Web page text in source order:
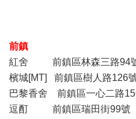
前鎮
紅舍 前鎮區林森三路94
檳城[MT] 前鎮區樹人路
巴黎香舍 前鎮區一心二路
逗酊 前鎮區瑞田街99